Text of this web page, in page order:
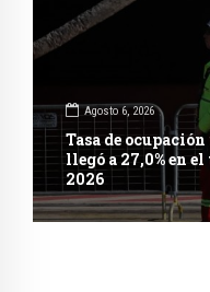
Agosto 6, 2026
Tasa de
llegó a 27,0% en
2026